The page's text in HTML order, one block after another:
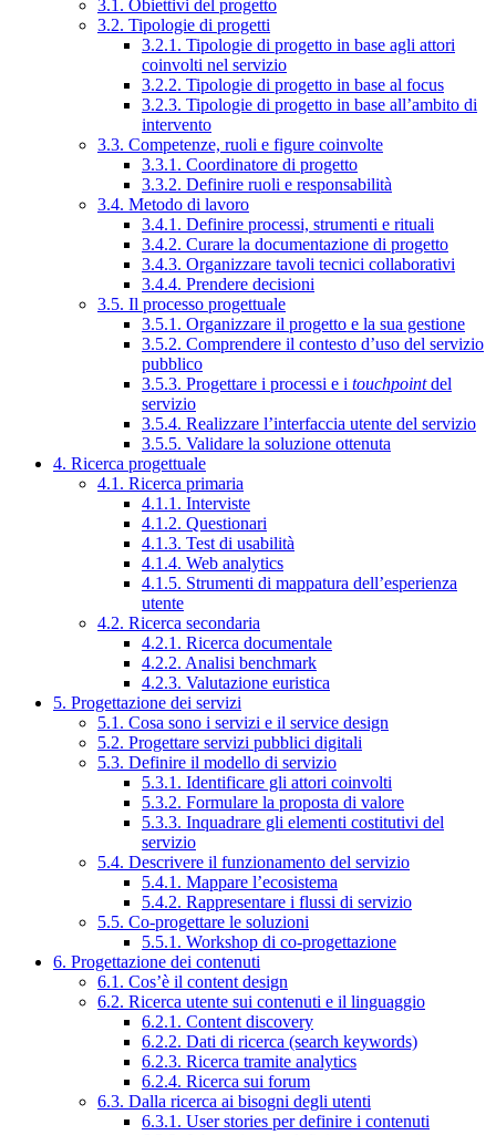
3.1. Obiettivi del progetto
3.2. Tipologie di progetti
3.2.1. Tipologie di progetto in base agli attori
coinvolti nel servizio
3.2.2. Tipologie di progetto in base al focus
3.2.3. Tipologie di progetto in base all’ambito di
intervento
3.3. Competenze, ruoli e figure coinvolte
3.3.1. Coordinatore di progetto
3.3.2. Definire ruoli e responsabilità
3.4. Metodo di lavoro
3.4.1. Definire processi, strumenti e rituali
3.4.2. Curare la documentazione di progetto
3.4.3. Organizzare tavoli tecnici collaborativi
3.4.4. Prendere decisioni
3.5. Il processo progettuale
3.5.1. Organizzare il progetto e la sua gestione
3.5.2. Comprendere il contesto d’uso del servizio
pubblico
3.5.3. Progettare i processi e i touchpointdel
servizio
3.5.4. Realizzare l’interfaccia utente del servizio
3.5.5. Validare la soluzione ottenuta
4. Ricerca progettuale
4.1. Ricerca primaria
4.1.1. Interviste
4.1.2. Questionari
4.1.3. Test di usabilità
4.1.4. Web analytics
4.1.5. Strumenti di mappatura dell’esperienza
utente
4.2. Ricerca secondaria
4.2.1. Ricerca documentale
4.2.2. Analisi benchmark
4.2.3. Valutazione euristica
5. Progettazione dei servizi
5.1. Cosa sono i servizi e il service design
5.2. Progettare servizi pubblici digitali
5.3. Definire il modello di servizio
5.3.1. Identificare gli attori coinvolti
5.3.2. Formulare la proposta di valore
5.3.3. Inquadrare gli elementi costitutivi del
servizio
5.4. Descrivere il funzionamento del servizio
5.4.1. Mappare l’ecosistema
5.4.2. Rappresentare i flussi di servizio
5.5. Co-progettare le soluzioni
5.5.1. Workshop di co-progettazione
6. Progettazione dei contenuti
6.1. Cos’è il content design
6.2. Ricerca utente sui contenuti e il linguaggio
6.2.1. Content discovery
6.2.2. Dati di ricerca (search keywords)
6.2.3. Ricerca tramite analytics
6.2.4. Ricerca sui forum
6.3. Dalla ricerca ai bisogni degli utenti
6.3.1. User stories per definire i contenuti